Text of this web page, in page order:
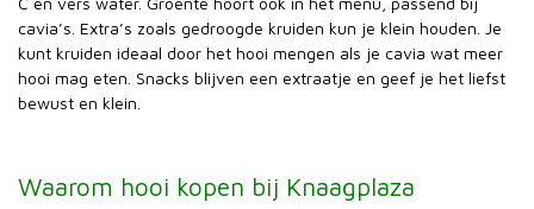
cavia’s. Extra’s zoals gedroogde kruiden kun je klein houden. Je
kunt kruiden ideaal door het hooi mengen als je cavia wat meer
hooi mag eten. Snacks blijven een extraatje en geef je het liefst
bewust en klein.
Waarom hooi kopen bij Knaagplaza